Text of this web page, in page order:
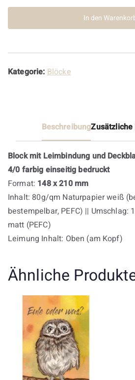
Menge
In den
Kategorie: Blöcke
Beschreibung
Block mit Leimbindung und
4/0 farbig einseitig bedruckt
Format: 148 x 210 mm
Inhalt: 80g/qm Naturpapier weiß
bestempelbar, PEFC) || Umschlag:
matt (PEFC)
Leimung Inhalt: Oben (am Kopf)
Ähnliche